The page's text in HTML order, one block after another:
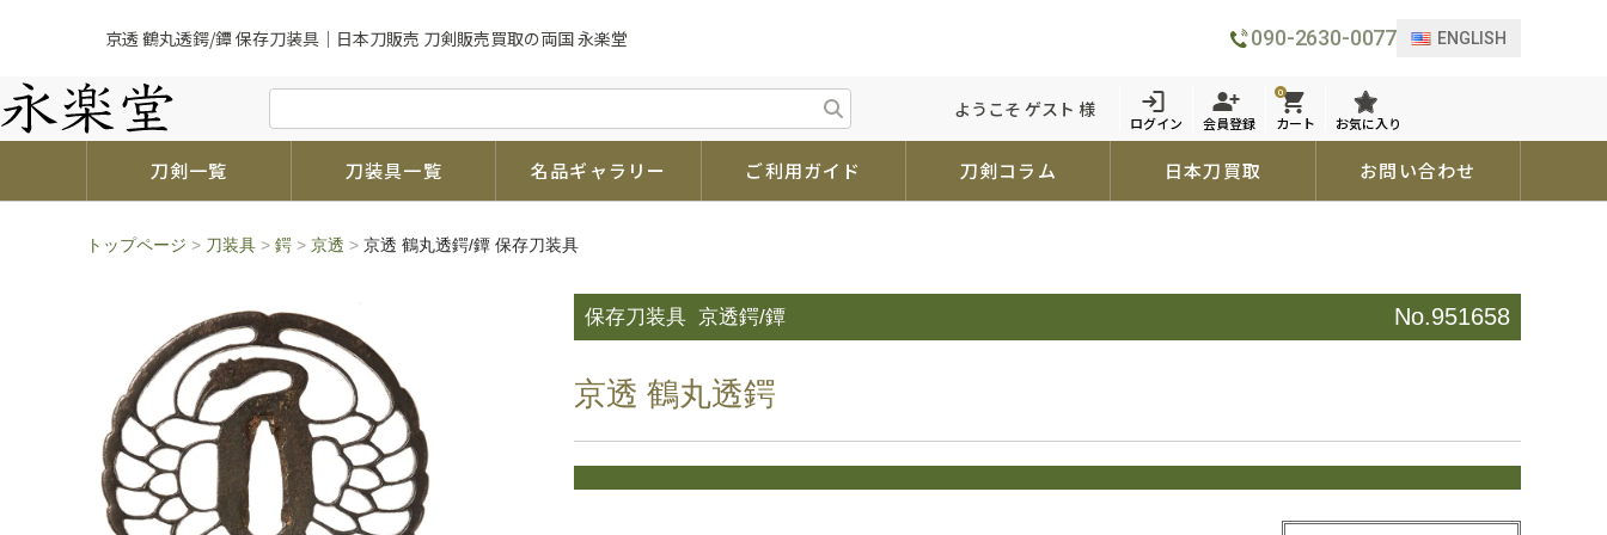
京透 鶴丸透鍔/鐔 保存刀装具｜日本刀販売 刀剣販売買取の両国 永楽堂 090-2630-0077 ENGLISH
ようこそ ゲスト 様
ログイン 会員登録
0
カート お気に入り
刀剣一覧 刀装具一覧 名品ギャラリー ご利用ガイド 刀剣コラム 日本刀買取 お問い合わせ
トップページ > 刀装具 > 鍔 > 京透 > 京透 鶴丸透鍔/鐔 保存刀装具
保存刀装具 京透鍔/鐔 No.951658
京透 鶴丸透鍔